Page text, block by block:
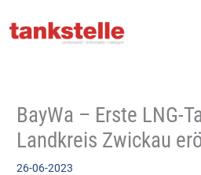
Inhalt
BayWa – Erste LNG-
Landkreis Zwickau
26-06-2023